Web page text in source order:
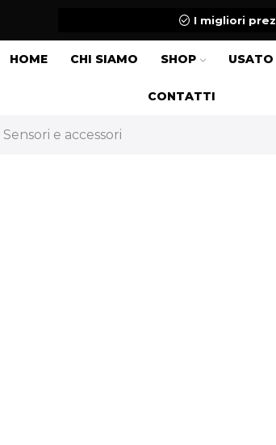
I migliori
HOME CHI SIAMO SHOP USATO
CONTATTI
Sensori e accessori